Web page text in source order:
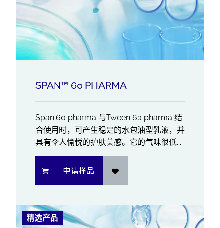
SPAN™ 60 PHARMA
Span 60 pharma 与Tween 60 pharma 结
合使用时，可产生稳定的水包油型乳液，并
具有令人愉悦的护肤美感。它的气味很低...
申请样品
精选产品